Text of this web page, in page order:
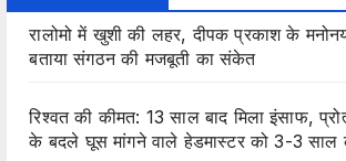
रालोमो में खुशी की लहर, दीपक प्रकाश के
बताया संगठन की मजबूती का संकेत
रिश्वत की कीमत: 13 साल बाद मिला इंसाफ,
के बदले घूस मांगने वाले हेडमास्टर को 3-3 साल